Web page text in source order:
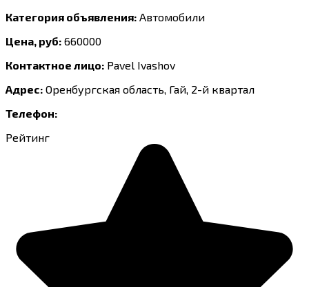
Категория объявления: Автомобили
Цена, руб: 660000
Контактное лицо: Pavel Ivashov
Адрес: Оренбургская область, Гай, 2-й квартал
Телефон:
Рейтинг